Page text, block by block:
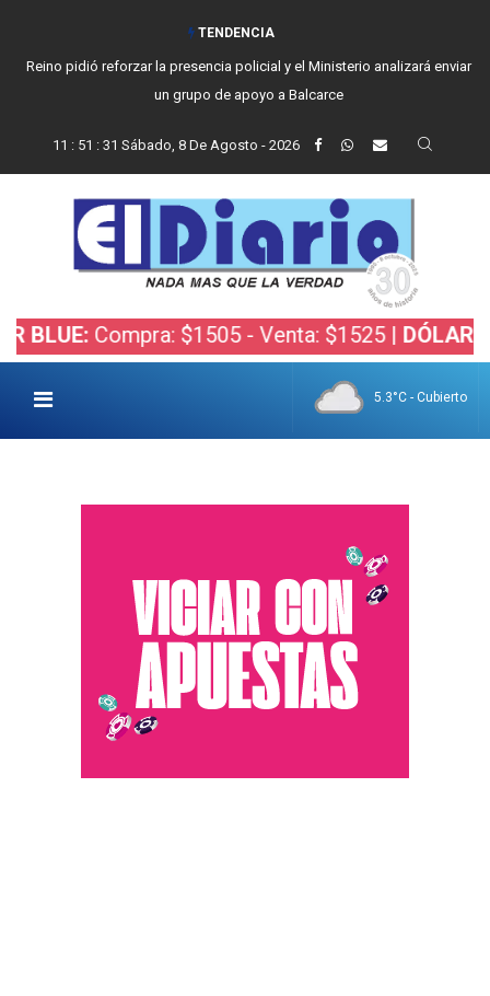
TENDENCIA
Reino pidió reforzar la presencia policial y el Ministerio analizará enviar
un grupo de apoyo a Balcarce
11 : 51 : 32 Sábado, 8 De Agosto - 2026
Compra: $1505 - Venta: $1525 |DÓLAR BOLSA:
5.3°C - Cubierto